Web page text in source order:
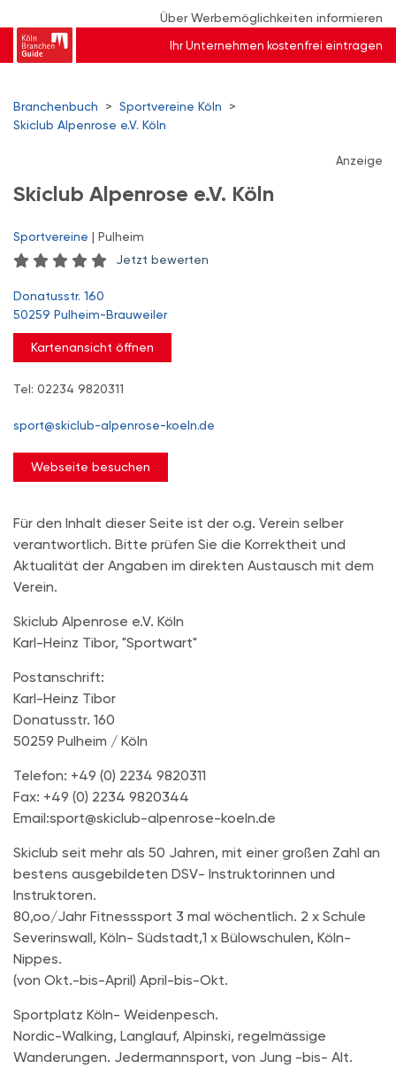
Über Werbemöglichkeiten informieren
Ihr Unternehmen kostenfrei eintragen
Branchenbuch > Sportvereine Köln
>
Skiclub Alpenrose e.V. Köln
Anzeige
Skiclub Alpenrose e.V. Köln
Sportvereine | Pulheim
Jetzt bewerten
Donatusstr. 160
50259 Pulheim-Brauweiler
Kartenansicht öffnen
Tel: 02234 9820311
sport@skiclub-alpenrose-koeln.de
Webseite besuchen
Für den Inhalt dieser Seite ist der o.g. Verein selber
verantwortlich. Bitte prüfen Sie die Korrektheit und
Aktualität der Angaben im direkten Austausch mit dem
Verein.
Skiclub Alpenrose e.V. Köln
Karl-Heinz Tibor, "Sportwart"
Postanschrift:
Karl-Heinz Tibor
Donatusstr. 160
50259 Pulheim / Köln
Telefon: +49 (0) 2234 9820311
Fax: +49 (0) 2234 9820344
Email:sport@skiclub-alpenrose-koeln.de
Skiclub seit mehr als 50 Jahren, mit einer großen Zahl an
bestens ausgebildeten DSV- Instruktorinnen und
Instruktoren.
80,oo/Jahr Fitnesssport 3 mal wöchentlich. 2 x Schule
Severinswall, Köln- Südstadt,1 x Bülowschulen, Köln-
Nippes.
(von Okt.-bis-April) April-bis-Okt.
Sportplatz Köln- Weidenpesch.
Nordic-Walking, Langlauf, Alpinski, regelmässige
Wanderungen. Jedermannsport, von Jung -bis- Alt.